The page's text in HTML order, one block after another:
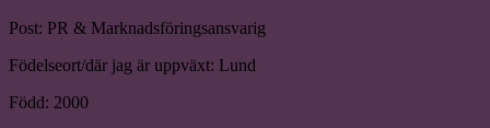
Post: PR & Marknadsföringsansvarig
Födelseort/där jag är uppväxt: Lund
Född: 2000